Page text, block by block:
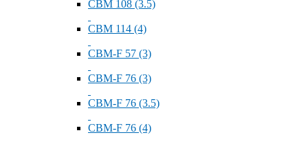
СВМ 108 (3.5)
СВМ 114 (4)
СВМ-F 57 (3)
СВМ-F 76 (3)
СВМ-F 76 (3.5)
СВМ-F 76 (4)